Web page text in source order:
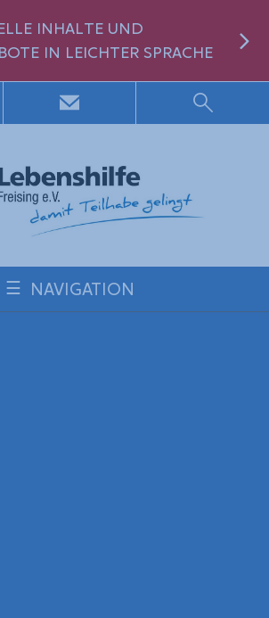
INHALTE UND
IN LEICHTER SPRACHE
NAVIGATION